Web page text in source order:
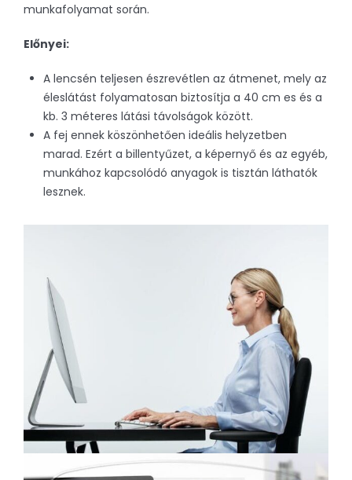
munkafolyamat során.
Előnyei:
A lencsén teljesen észrevétlen az átmenet, mely az
éleslátást folyamatosan biztosítja a 40 cm es és a
kb. 3 méteres látási távolságok között.
A fej ennek köszönhetően ideális helyzetben
marad. Ezért a billentyűzet, a képernyő és az egyéb,
munkához kapcsolódó anyagok is tisztán láthatók
lesznek.